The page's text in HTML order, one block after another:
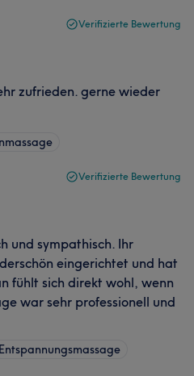
Verifizierte Bewertung
zufrieden. gerne wieder
Verifizierte Bewertung
und sympathisch. Ihr
eingerichtet und hat
fühlt sich direkt wohl, wenn
war sehr professionell und
Entspannungsmassage